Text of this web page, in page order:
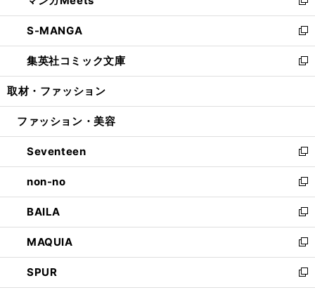
開
く
ウ
で
開
く
ン
ド
ウ
で
開
い
ウ
ィ
ン
ド
ウ
開
新
し
い
ウ
ィ
ン
ウ
開
く
S-MANGA
新
し
い
ウ
ン
ウ
で
開
く
集英社コミック文庫
新
し
ウ
ン
ド
ウ
で
開
く
取材・ファッション
ファッション・美容
Seventeen
新
し
い
ウ
ィ
ン
ド
ウ
で
開
non-no
新
し
い
ウ
ィ
ン
ド
ウ
BAILA
新
し
い
ウ
ィ
ン
MAQUIA
新
し
い
ウ
SPUR
新
し